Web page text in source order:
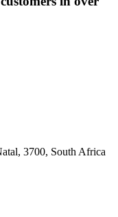
3700, South Africa